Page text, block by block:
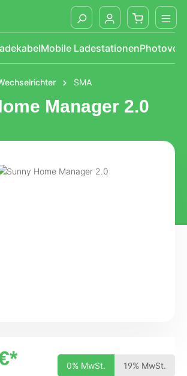
Mobile Ladestationen
SMA
Manager 2.0
0% MwSt. 19% MwSt.